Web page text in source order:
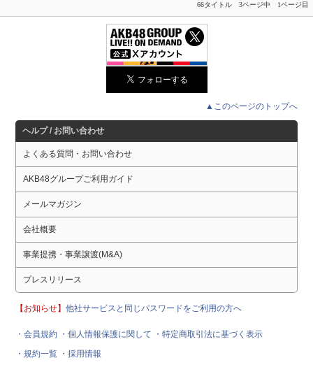
66タイトル 3ページ中 1ページ目
▲このページのトップへ
ヘルプ / お問い合わせ
よくある質問・お問い合わせ
AKB48グループご利用ガイド
メールマガジン
会社概要
事業提携・事業譲渡(M&A)
プレスリリース
【お知らせ】他社サービスと同じパスワードをご利用の方へ
・会員規約 ・個人情報保護に関して
・特定商取引法に基づく表示
・規約一覧 ・採用情報